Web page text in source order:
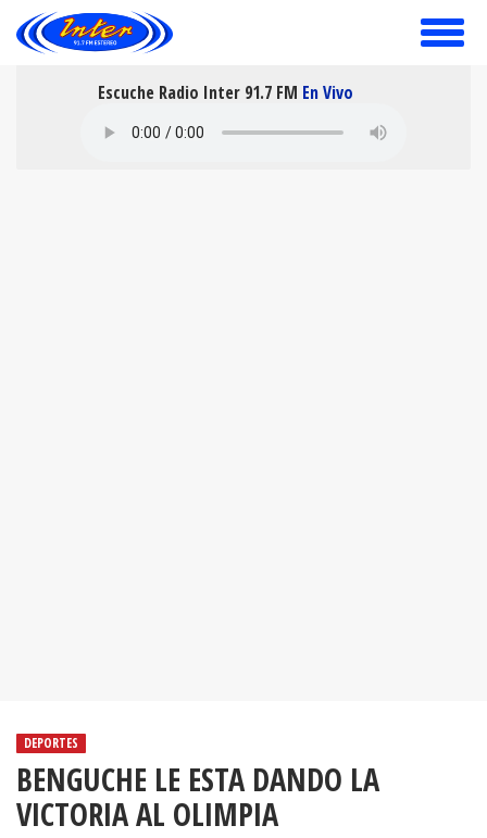
toggle
Escuche Radio Inter 91.7 FM En Vivo
DEPORTES
BENGUCHE LE ESTA DANDO LA
VICTORIA AL OLIMPIA